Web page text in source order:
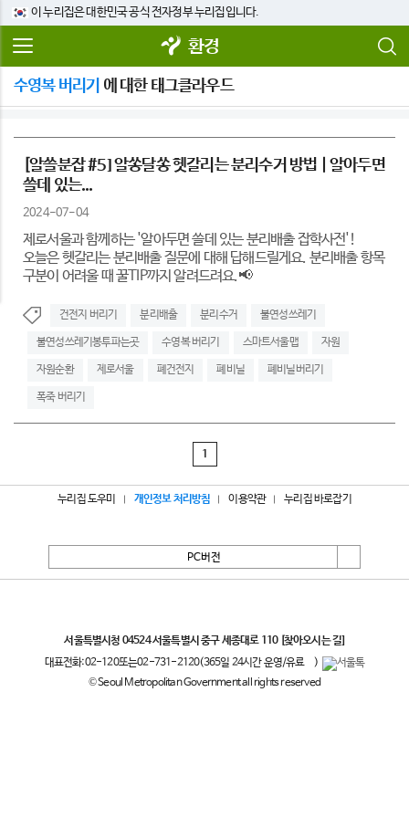
이 누리집은 대한민국 공식 전자정부 누리집입니다.
환경
수영복 버리기 에 대한 태그클라우드
[알쓸분잡 #5] 알쏭달쏭 헷갈리는 분리수거 방법 | 알아두면
쓸데 있는...
2024-07-04
제로서울과 함께하는 '알아두면 쓸데 있는 분리배출 잡학사전'!
오늘은 헷갈리는 분리배출 질문에 대해 답해드릴게요. 분리배출 항목
구분이 어려울 때 꿀TIP까지 알려드려요.📢
건전지 버리기 분리배출 분리수거 불연성쓰레기
불연성쓰레기봉투파는곳 수영복 버리기 스마트서울맵 자원
자원순환 제로서울 폐건전지 폐비닐 폐비닐버리기
폭죽 버리기
1
누리집 도우미 개인정보 처리방침 이용약관 누리집 바로잡기
PC버전
서울특별시청 04524 서울특별시 중구 세종대로 110 [찾아오시는 길]
대표전화:02-120또는02-731-2120(365일 24시간 운영/유료
)
© Seoul Metropolitan Government all rights reserved